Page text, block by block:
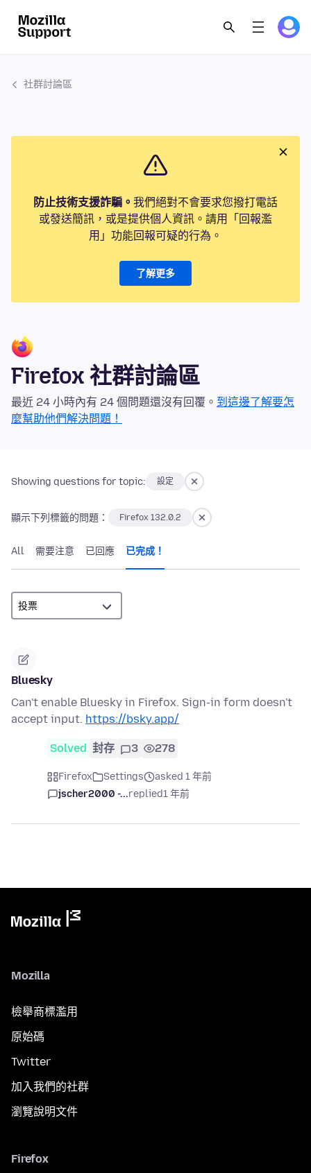
社群討論區
防止技術支援詐騙。 我們絕對不會要求您撥打電話
或發送簡訊，或是提供個人資訊。請用「回報濫
用」功能回報可疑的行為。
了解更多
Firefox 社群討論區
最近 24 小時內有 24 個問題還沒有回覆。 到這邊了解要怎
麼幫助他們解決問題！
Showing questions for topic: 設定
顯示下列標籤的問題： Firefox 132.0.2
All 需要注意 已回應 已完成！
Bluesky
Can't enable Bluesky in Firefox. Sign-in form doesn't
accept input. https://bsky.app/
Solved 封存 3 278
Firefox Settings
asked 1 年前
jscher2000 -...replied1 年前
Mozilla
檢舉商標濫用
原始碼
Twitter
加入我們的社群
瀏覽說明文件
Firefox